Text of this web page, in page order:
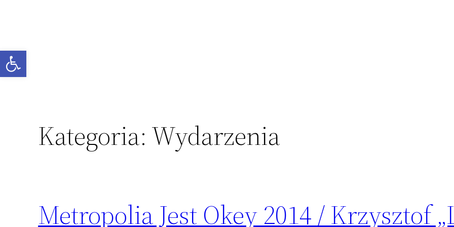
Otwórz pasek narzędzi
Kategoria: Wydarzenia
Metropolia Jest Okey 2014 / Krzysztof